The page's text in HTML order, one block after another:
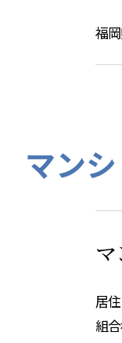
福
マン
居
組